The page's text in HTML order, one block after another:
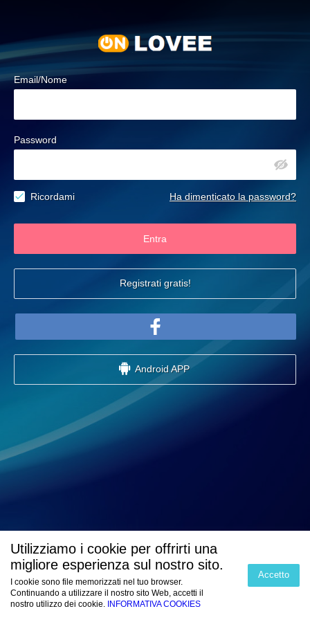
Email/Nome
Password
Ricordami Ha dimenticato la password?
Entra
Registrati gratis!
Android APP
Utilizziamo i cookie per offrirti una
migliore esperienza sul nostro sito.
I cookie sono file memorizzati nel tuo browser.
Continuando a utilizzare il nostro sito Web, accetti il
nostro utilizzo dei cookie. INFORMATIVA COOKIES
Accetto